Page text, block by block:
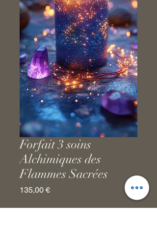
Forfait 3 soins
Alchimiques des
Flammes Sacrées
135,00 €Prix